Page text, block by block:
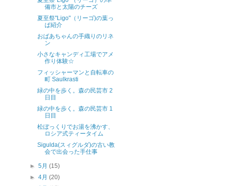
備市と太陽のチーズ
夏至祭"Ligo"（リーゴ)の葉っ
ぱ紹介
おばあちゃんの手織りのリネ
ン
小さなキャンディ工場でアメ
作り体験☆
フィッシャーマンと自転車の
町 Saulkrasti
緑の中を歩く。森の民芸市 2
日目
緑の中を歩く。森の民芸市 1
日目
松ぼっくりでお湯を沸かす、
ロシア式ティータイム
Sigulda(スィグルダ)の古い教
会で出会った手仕事
►5月(15)
►4月(20)